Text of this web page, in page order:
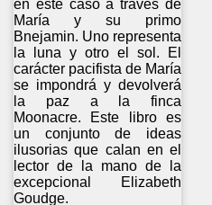
en este caso a través de
María y su primo
Bnejamin. Uno representa
la luna y otro el sol. El
carácter pacifista de María
se impondrá y devolverá
la paz a la finca
Moonacre. Este libro es
un conjunto de ideas
ilusorias que calan en el
lector de la mano de la
excepcional Elizabeth
Goudge.